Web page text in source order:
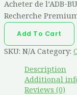
Acheter de l’ADB-
Recherche
Add To Cart
SKU: N/A Category:
Description
Additional
Reviews (0)